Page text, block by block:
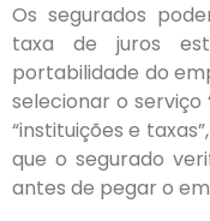
Os segurados
taxa de juros
portabilidade do
selecionar o
“instituições e
que o segurado
antes de pegar o